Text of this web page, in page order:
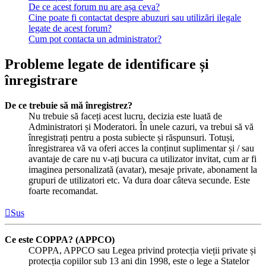
De ce acest forum nu are așa ceva?
Cine poate fi contactat despre abuzuri sau utilizări ilegale
legate de acest forum?
Cum pot contacta un administrator?
Probleme legate de identificare și
înregistrare
De ce trebuie să mă înregistrez?
Nu trebuie să faceți acest lucru, decizia este luată de
Administratori și Moderatori. În unele cazuri, va trebui să vă
înregistrați pentru a posta subiecte și răspunsuri. Totuși,
înregistrarea vă va oferi acces la conținut suplimentar și / sau
avantaje de care nu v-ați bucura ca utilizator invitat, cum ar fi
imaginea personalizată (avatar), mesaje private, abonament la
grupuri de utilizatori etc. Va dura doar câteva secunde. Este
foarte recomandat.
Sus
Ce este COPPA? (APPCO)
COPPA, APPCO sau Legea privind protecția vieții private și
protecția copiilor sub 13 ani din 1998, este o lege a Statelor